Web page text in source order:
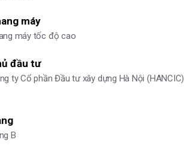
máy
máy tốc độ cao
đầu tư
ty Cổ phần Đầu tư xây dựng Hà Nội (HANCIC)
B